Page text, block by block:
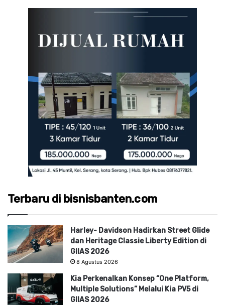
Terbaru di bisnisbanten.com
Harley- Davidson Hadirkan Street Glide
dan Heritage Classie Liberty Edition di
GIIAS 2026
8 Agustus 2026
Kia Perkenalkan Konsep “One Platform,
Multiple Solutions” Melalui Kia PV5 di
GIIAS 2026